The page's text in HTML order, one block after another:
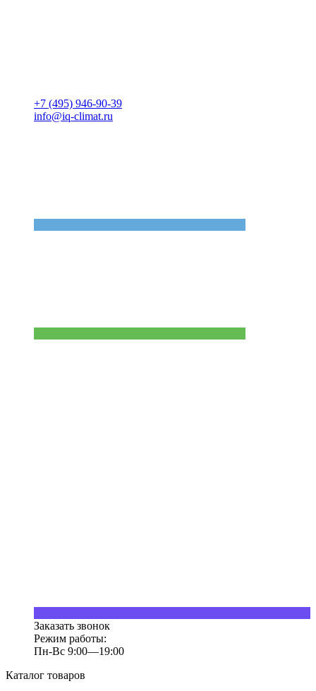
+7 (495) 946-90-39
info@iq-climat.ru
Заказать звонок
Режим работы:
Пн-Вс 9:00—19:00
Каталог товаров